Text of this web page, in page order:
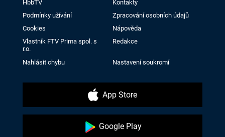
HbbTV
Kontakty
Podmínky užívání
Zpracování osobních údajů
Cookies
Nápověda
Vlastník FTV Prima spol. s
r.o.
Redakce
Nahlásit chybu Nastavení soukromí
App Store
Google Play